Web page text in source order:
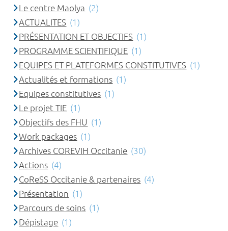
Le centre Maolya (2)
ACTUALITES (1)
PRÉSENTATION ET OBJECTIFS (1)
PROGRAMME SCIENTIFIQUE (1)
EQUIPES ET PLATEFORMES CONSTITUTIVES (1)
Actualités et formations (1)
Equipes constitutives (1)
Le projet TIE (1)
Objectifs des FHU (1)
Work packages (1)
Archives COREVIH Occitanie (30)
Actions (4)
CoReSS Occitanie & partenaires (4)
Présentation (1)
Parcours de soins (1)
Dépistage (1)